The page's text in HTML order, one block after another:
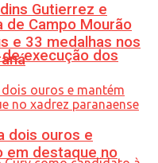
Gutierrez e
execução dos
de Campo Mourão
e 33 medalhas nos
dois ouros e
em destaque no